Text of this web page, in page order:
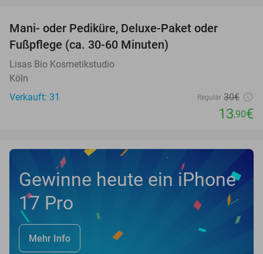
Mani- oder Pediküre, Deluxe-Paket oder
Fußpflege (ca. 30-60 Minuten)
Lisas Bio Kosmetikstudio
Köln
Verkauft: 31
Regulär 30€
13,90€
Gewinne heute ein iPhone
17 Pro
Mehr Info